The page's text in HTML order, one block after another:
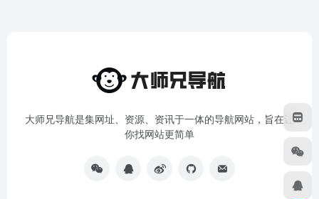
大师兄导航是集网址、资源、资讯于一体的导航网站，旨在让
你找网站更简单